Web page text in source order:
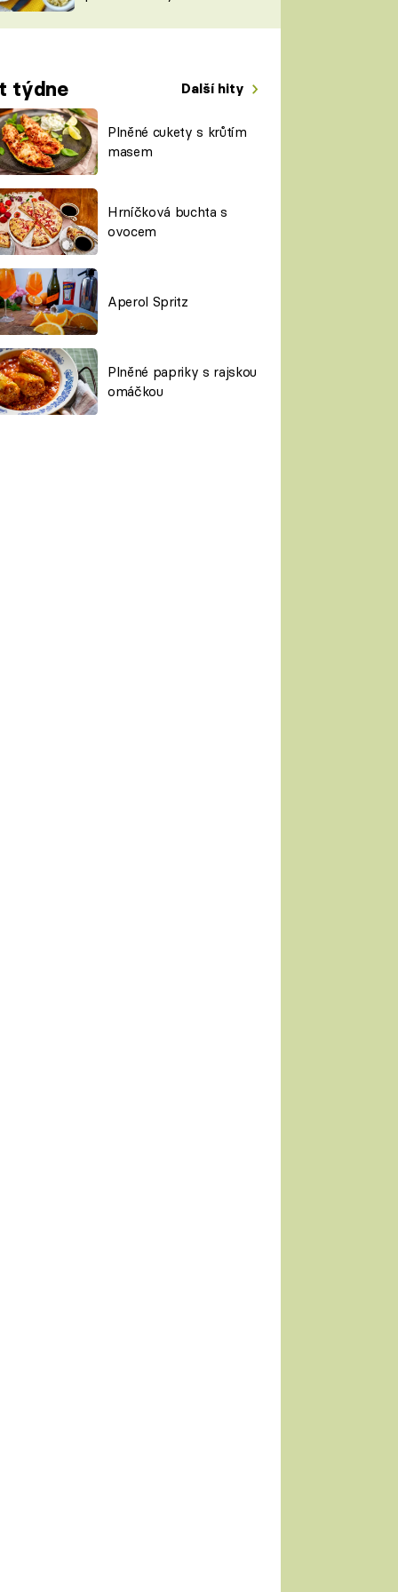
týdne Další hity
Plněné cukety s krůtím
masem
Hrníčková buchta s
ovocem
Aperol Spritz
Plněné papriky s rajskou
omáčkou